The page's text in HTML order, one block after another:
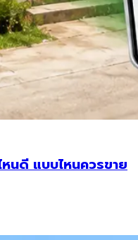
นดี แบบไหนควรขาย